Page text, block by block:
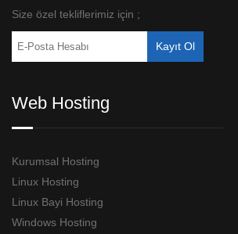
Size özel tekliflerimiz için ;
Web Hosting
Kurumsal Hosting
Linux Hosting
Linux Bayi Hosting
Windows Hosting